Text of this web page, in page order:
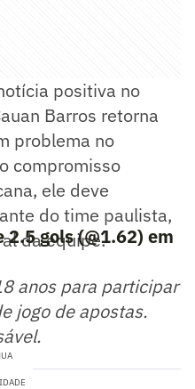
positiva no
Barros retorna
problema no
compromisso
ele deve
do time paulista,
da equipe.
2.5 gols (@1.62) em
anos para participar
jogo de apostas.